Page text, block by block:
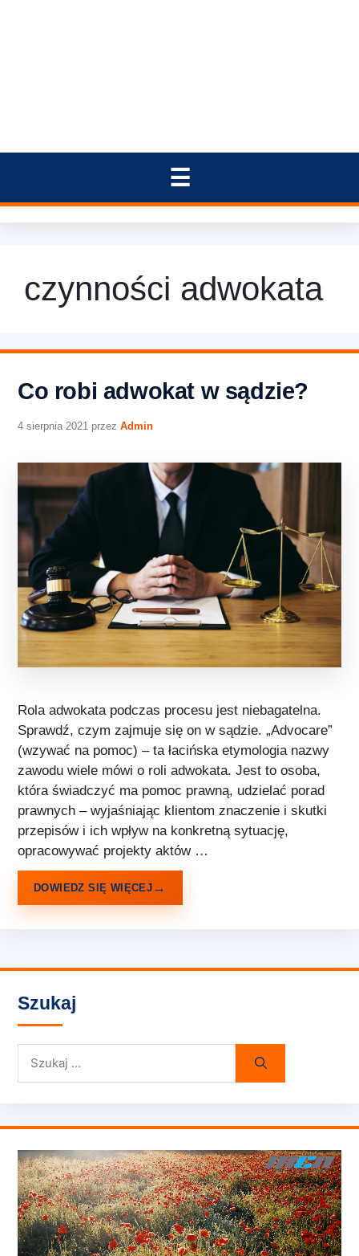
czynności adwokata
Co robi adwokat w sądzie?
4 sierpnia 2021 przez Admin
Rola adwokata podczas procesu jest niebagatelna.
Sprawdź, czym zajmuje się on w sądzie. „Advocare”
(wzywać na pomoc) – ta łacińska etymologia nazwy
zawodu wiele mówi o roli adwokata. Jest to osoba,
która świadczyć ma pomoc prawną, udzielać porad
prawnych – wyjaśniając klientom znaczenie i skutki
przepisów i ich wpływ na konkretną sytuację,
opracowywać projekty aktów …
DOWIEDZ SIĘ WIĘCEJ
Szukaj